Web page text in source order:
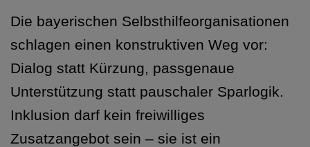
Die bayerischen Selbsthilfeorganisationen
schlagen einen konstruktiven Weg vor:
Dialog statt Kürzung, passgenaue
Unterstützung statt pauschaler Sparlogik.
Inklusion darf kein freiwilliges
Zusatzangebot sein – sie ist ein